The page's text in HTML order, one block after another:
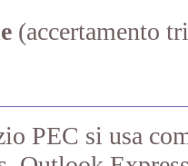
(accertamento
PEC si usa